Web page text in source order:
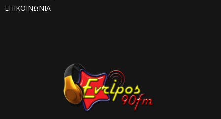
ΕΠΙΚΟΙΝΩΝΙΑ